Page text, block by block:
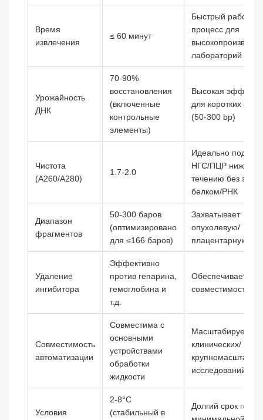
Время
извлечения
≤ 60 минут
Быстрый рабочий
процесс для
лабораторий
Урожайность
ДНК
70-90%
восстановления
(включенные
контрольные
элементы)
Высокая
для коротких
(50-300 bp)
Чистота
(A260/A280)
1.7-2.0
Идеально
НГС/ПЦР ниже по
течению без
белком/РНК
Диапазон
фрагментов
50-300 баров
(оптимизировано
для ≤166 баров)
Захватывает
опухолевую/
плацентарную
Удаление
ингибитора
Эффективно
против гепарина,
гемоглобина и
т.д.
Обеспечивает
совместимость
Совместимость
автоматизации
Совместима с
основными
устройствами
обработки
жидкости
клинических/
исследований
Условия
2-8°C
(стабильный в
Долгий срок